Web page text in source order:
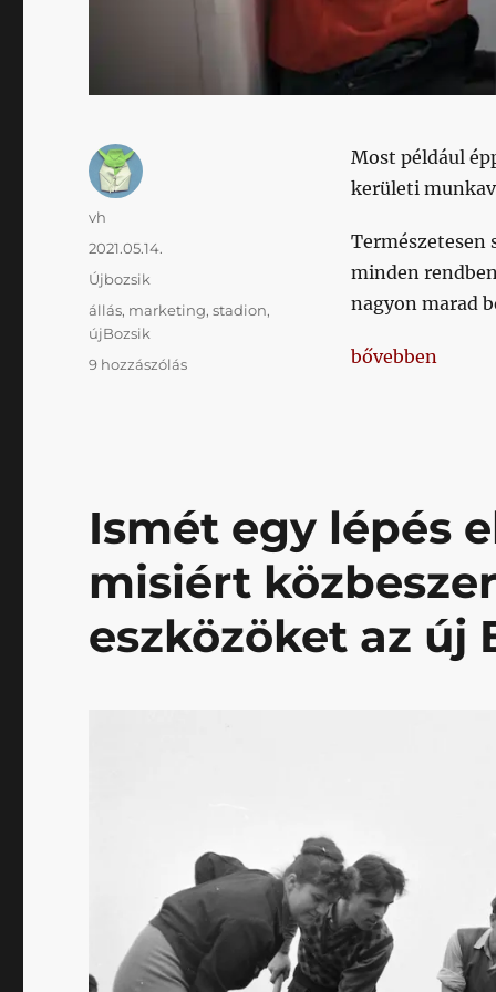
Most például
kerületi
Természetesen
minden
nagyon marad
„Közel egy
bővebben
Szerző
vh
Közzétéve
2021.05.14.
Kategória
Újbozsik
Címke
állás, marketing,stadion,
újBozsik
9 hozzászólásKözel
után
csak
úgy
dübörög
stadionüzemeltetés
Ismét egy lépés
misiért
eszközöket az új